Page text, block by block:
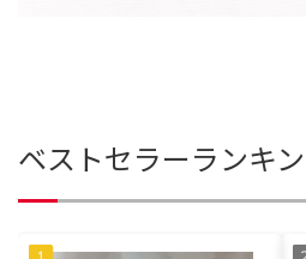
ベストセラーランキ